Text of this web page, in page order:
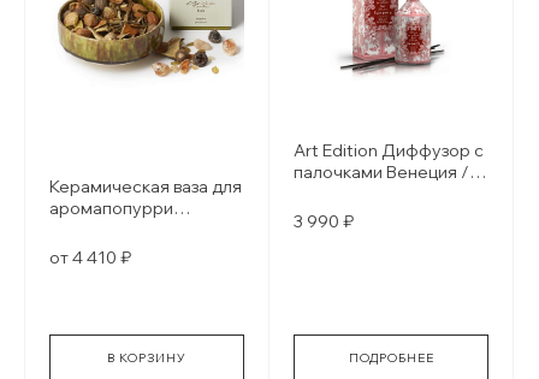
Керамическая ваза для
аромапопурри
от 4 410 ₽
В КОРЗИНУ
Art Edition Диффузор с
палочками Венеция /
3 990 ₽
ПОДРОБНЕЕ